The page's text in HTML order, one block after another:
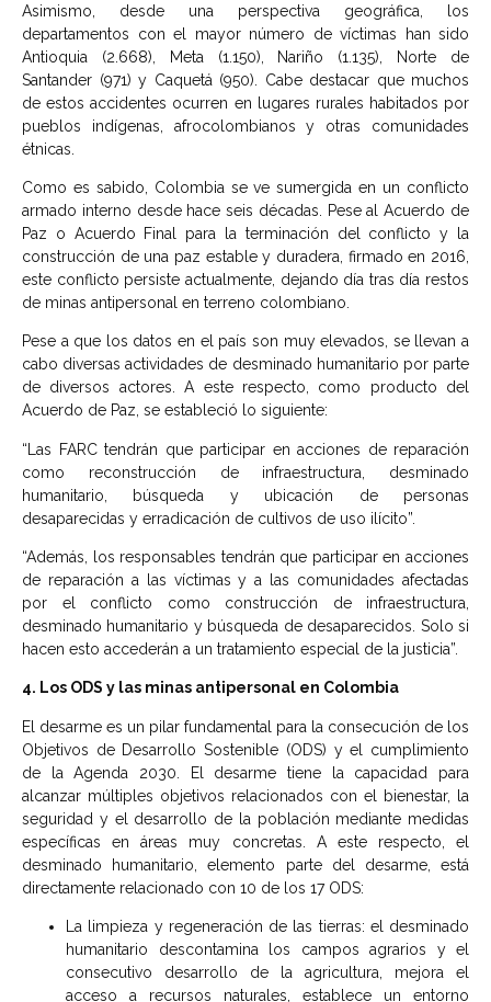
Asimismo, desde una perspectiva geográfica, los
departamentos con el mayor número de víctimas han sido
Antioquia (2.668), Meta (1.150), Nariño (1.135), Norte de
Santander (971) y Caquetá (950). Cabe destacar que muchos
de estos accidentes ocurren en lugares rurales habitados por
pueblos indígenas, afrocolombianos y otras comunidades
étnicas.
Como es sabido, Colombia se ve sumergida en un conflicto
armado interno desde hace seis décadas. Pese al Acuerdo de
Paz o Acuerdo Final para la terminación del conflicto y la
construcción de una paz estable y duradera, firmado en 2016,
este conflicto persiste actualmente, dejando día tras día restos
de minas antipersonal en terreno colombiano.
Pese a que los datos en el país son muy elevados, se llevan a
cabo diversas actividades de desminado humanitario por parte
de diversos actores. A este respecto, como producto del
Acuerdo de Paz, se estableció lo siguiente:
“Las FARC tendrán que participar en acciones de reparación
como reconstrucción de infraestructura, desminado
humanitario, búsqueda y ubicación de personas
desaparecidas y erradicación de cultivos de uso ilícito”.
“Además, los responsables tendrán que participar en acciones
de reparación a las víctimas y a las comunidades afectadas
por el conflicto como construcción de infraestructura,
desminado humanitario y búsqueda de desaparecidos. Solo si
hacen esto accederán a un tratamiento especial de la justicia”.
4. Los ODS y las minas antipersonal en Colombia
El desarme es un pilar fundamental para la consecución de los
Objetivos de Desarrollo Sostenible (ODS) y el cumplimiento
de la Agenda 2030. El desarme tiene la capacidad para
alcanzar múltiples objetivos relacionados con el bienestar, la
seguridad y el desarrollo de la población mediante medidas
específicas en áreas muy concretas. A este respecto, el
desminado humanitario, elemento parte del desarme, está
directamente relacionado con 10 de los 17 ODS:
La limpieza y regeneración de las tierras: el desminado
humanitario descontamina los campos agrarios y el
consecutivo desarrollo de la agricultura, mejora el
acceso a recursos naturales, establece un entorno